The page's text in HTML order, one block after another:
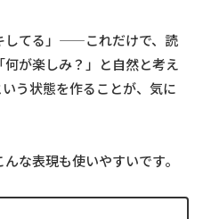
してる」——これだけで、読
が楽しみ？」と自然と考え
う状態を作ることが、気に
な表現も使いやすいです。